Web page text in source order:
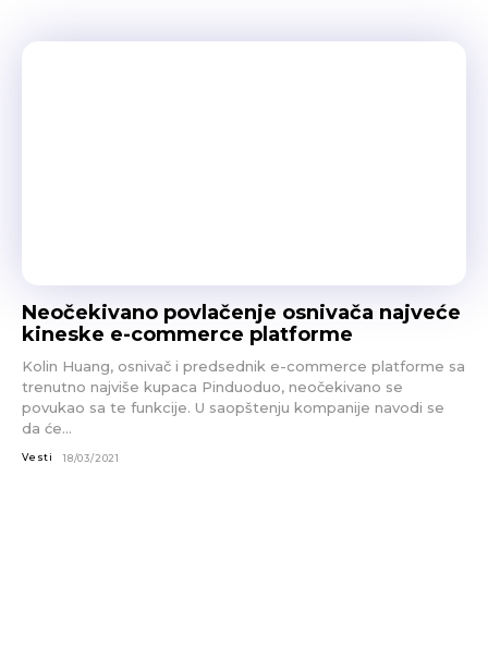
Neočekivano povlačenje osnivača najveće
kineske e-commerce platforme
Kolin Huang, osnivač i predsednik e-commerce platforme sa
trenutno najviše kupaca Pinduoduo, neočekivano se
povukao sa te funkcije. U saopštenju kompanije navodi se
da će...
Vesti 18/03/2021